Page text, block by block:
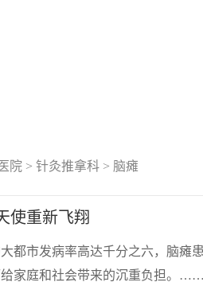
院 > 针灸推拿科 > 脑瘫
使重新飞翔
都市发病率高达千分之六，脑瘫
家庭和社会带来的沉重负担。……